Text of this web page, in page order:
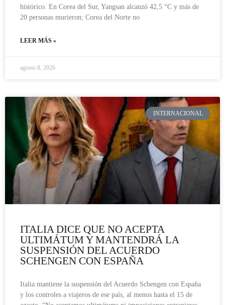
histórico. En Corea del Sur, Yangsan alcanzó 42,5 °C y más de
20 personas murieron; Corea del Norte no
LEER MÁS »
agosto 8, 2026
INTERNACIONAL
ITALIA DICE QUE NO ACEPTA
ULTIMÁTUM Y MANTENDRÁ LA
SUSPENSIÓN DEL ACUERDO
SCHENGEN CON ESPAÑA
Italia mantiene la suspensión del Acuerdo Schengen con España
y los controles a viajeros de ese país, al menos hasta el 15 de